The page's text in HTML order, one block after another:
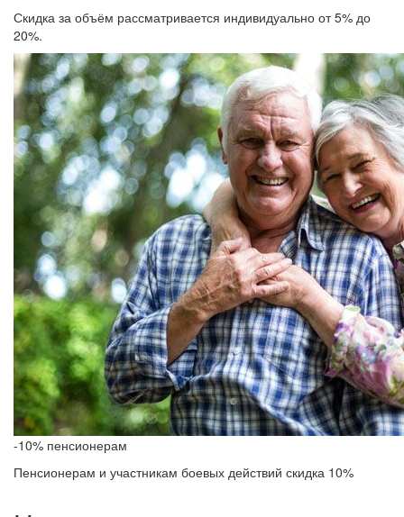
Скидка за объём рассматривается индивидуально от 5% до
20%.
-10% пенсионерам
Пенсионерам и участникам боевых действий скидка 10%